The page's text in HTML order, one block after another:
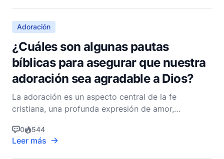
una deidad. Para los cristianos, esta dei
Adoración
¿Cuáles son algunas pautas
bíblicas para asegurar que nuestra
adoración sea agradable a Dios?
La adoración es un aspecto central de la fe
cristiana, una profunda expresión de amor,
proporciona numerosas pautas para asegurar que
nuestra adoración sea agradable a Dios,
enfatizando tanto la condición del corazón como
0 544
Leer más